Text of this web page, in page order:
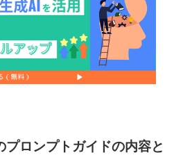
ロンプトガイドの内容と